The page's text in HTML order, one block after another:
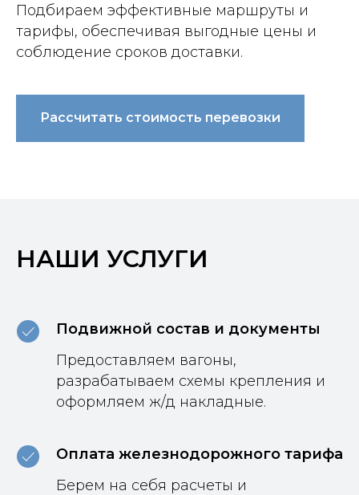
Подбираем эффективные маршруты и
тарифы, обеспечивая выгодные цены и
соблюдение сроков доставки.
Рассчитать стоимость перевозки
НАШИ УСЛУГИ
Подвижной состав и документы
Предоставляем вагоны,
разрабатываем схемы крепления и
оформляем ж/д накладные.
Оплата железнодорожного тарифа
Берем на себя расчеты и